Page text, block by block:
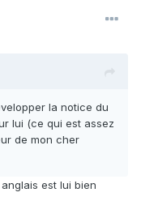
la notice du
lui (ce qui est assez
de mon cher
est lui bien